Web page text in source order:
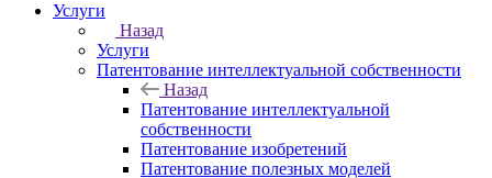
Услуги
Назад
Услуги
Патентование интеллектуальной собственности
Назад
Патентование интеллектуальной
собственности
Патентование изобретений
Патентование полезных моделей